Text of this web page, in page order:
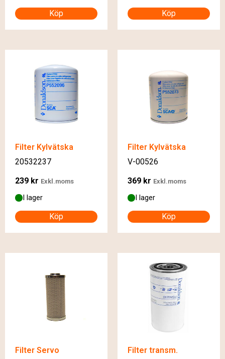
Köp Köp
Filter Kylvätska
20532237
239 kr Exkl.moms
I lager
Köp
Filter Kylvätska
V-00526
369 kr Exkl.moms
I lager
Köp
Filter Servo
Filter transm.